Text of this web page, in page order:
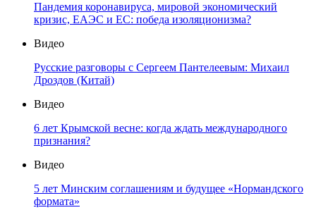
Пандемия коронавируса, мировой экономический
кризис, ЕАЭС и ЕС: победа изоляционизма?
Видео
Русские разговоры с Сергеем Пантелеевым: Михаил
Дроздов (Китай)
Видео
6 лет Крымской весне: когда ждать международного
признания?
Видео
5 лет Минским соглашениям и будущее «Нормандского
формата»